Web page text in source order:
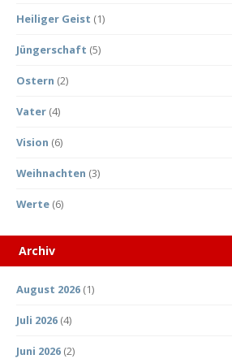
Heiliger Geist (1)
Jüngerschaft (5)
Ostern (2)
Vater (4)
Vision (6)
Weihnachten (3)
Werte (6)
Archiv
August 2026 (1)
Juli 2026 (4)
Juni 2026 (2)